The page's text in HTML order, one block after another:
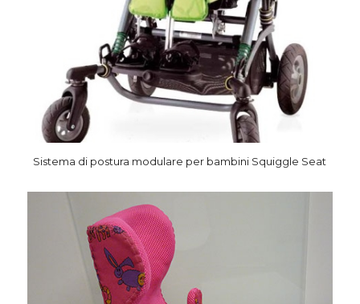
Sistema di postura modulare per bambini Squiggle Seat